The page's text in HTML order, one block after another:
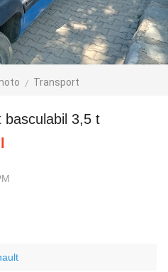
Transport
basculabil 3,5 t